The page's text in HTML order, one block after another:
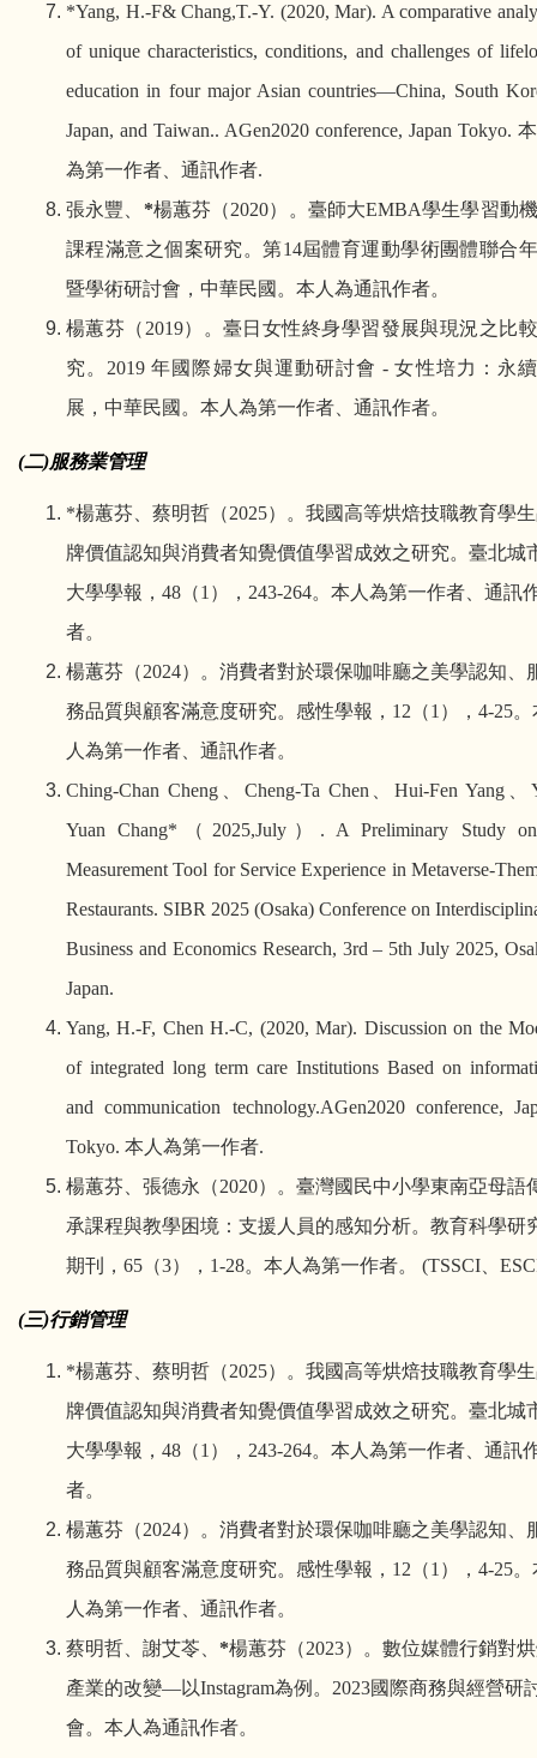
*Yang, H.-F& Chang,T.-Y. (2020, Mar). A comparative
of unique characteristics, conditions, and challenges of
education in four major Asian countries—China, South
Japan, and Taiwan.. AGen2020 conference, Japan Tokyo.
為第一作者、通訊作者.
張永豐、 *楊蕙芬（2020）。臺師大EMBA學生學習動
課程滿意之個案研究。第14屆體育運動學術團體聯合
暨學術研討會，中華民國。本人為通訊作者。
楊蕙芬（ 2019）。臺日女性終身學習發展與現況之比
究。 2019年國際婦女與運動研討會 -女性培力：永
展，中華民國。本人為第一作者、通訊作者。
(二)服務業管理
*楊蕙芬、蔡明哲 （2025） 。 我國高等烘焙技職教育學
牌價值認知與消費者知覺價值學習成效之研究。臺北城
大學學報 ， 48 （1 ）， 243-264。 本人為第一作者、通訊
者。
楊蕙芬 （2024）。 消費者對於環保咖啡廳之美學認知、
務品質與顧客滿意度研究。感性學報 ， 12 （1 ）， 4-25。
人為第一作者、通訊作者。
Ching-Chan Cheng、 Cheng-Ta Chen 、Hui-Fen Yang 、
Yuan Chang* （ 2025,July） . A Preliminary Study
Measurement Tool for Service Experience in Metaverse-
Restaurants. SIBR 2025 (Osaka) Conference on
Business and Economics Research, 3rd – 5th July 2025,
Japan.
Yang, H.-F, Chen H.-C, (2020, Mar). Discussion on the
of integrated long term care Institutions Based on
and communication technology.AGen2020 conference,
Tokyo. 本人為第一作者.
楊蕙芬、張德永（2020）。臺灣國民中小學東南亞母語
承課程與教學困境：支援人員的感知分析。教育科學研
期刊， 65 （3） ， 1-28。本人為第一作者。 (TSSCI
(三)行銷管理
*楊蕙芬、蔡明哲 （2025） 。 我國高等烘焙技職教育學
牌價值認知與消費者知覺價值學習成效之研究。臺北城
大學學報 ， 48 （1 ）， 243-264。 本人為第一作者、通訊
者。
楊蕙芬 （2024）。 消費者對於環保咖啡廳之美學認知、
務品質與顧客滿意度研究。感性學報 ， 12 （1 ）， 4-25。
人為第一作者、通訊作者。
蔡明哲、謝艾苓、 *楊蕙芬 （2023）。 數位媒體行銷對
產業的改變—以Instagram為例 。 2023國際商務與經營研
會。本人為通訊作者。